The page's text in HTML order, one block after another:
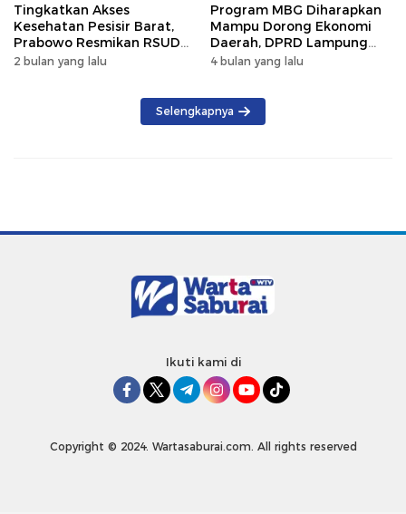
Tingkatkan Akses
Kesehatan Pesisir Barat,
Prabowo Resmikan RSUD
KH Muhammad Thohir
2 bulan yang lalu
Program MBG Diharapkan
Mampu Dorong Ekonomi
Daerah, DPRD Lampung
Tekankan Pemanfaatan
4 bulan yang lalu
Selengkapnya
Ikuti kami di
Copyright © 2024. Wartasaburai.com. All rights reserved